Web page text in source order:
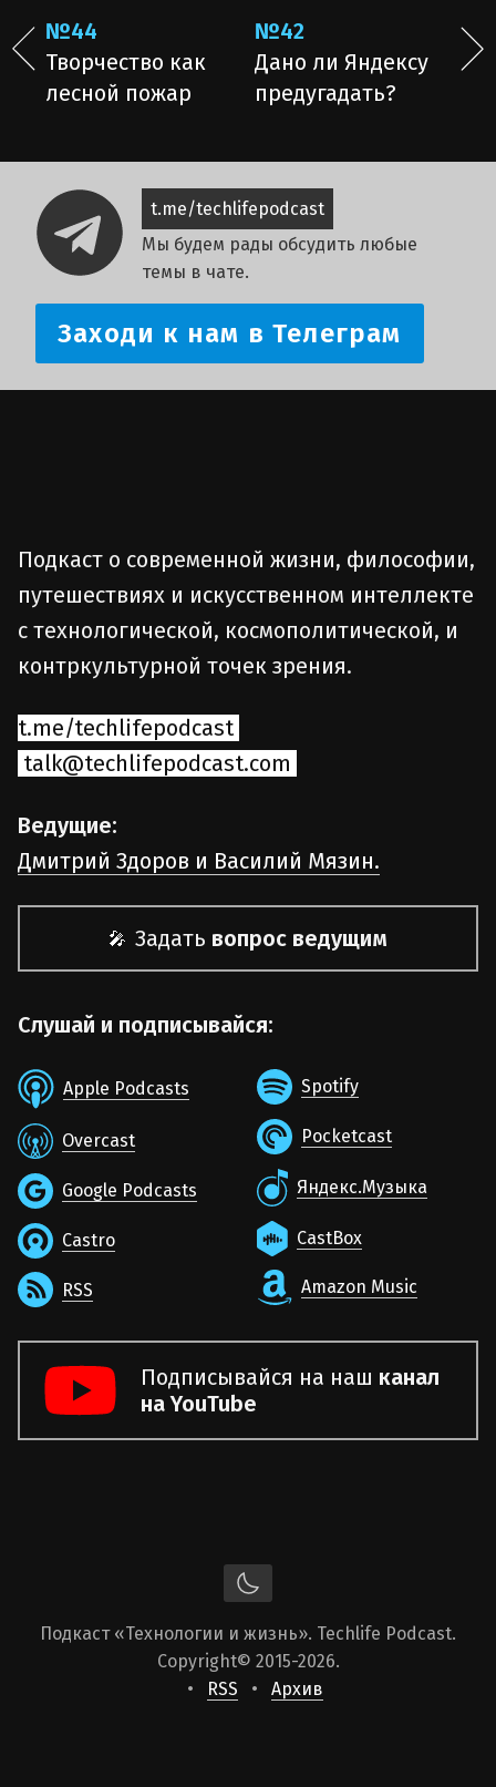
№44
Творчество как
лесной пожар
№42
Дано ли Яндексу
предугадать?
t.me/techlifepodcast
Мы будем рады обсудить любые
темы в чате.
Заходи к нам в Телеграм
Подкаст о современной жизни, философии,
путешествиях и искусственном интеллекте
с технологической, космополитической, и
контркультурной точек зрения.
t.me/techlifepodcast
talk@techlifepodcast.com
Ведущие:
Дмитрий Здоров и Василий Мязин.
🎤 Задать вопрос ведущим
Слушай и подписывайся:
Apple Podcasts
Overcast
Google Podcasts
Castro
RSS
Spotify
Pocketcast
Яндекс.Музыка
CastBox
Amazon Music
Подписывайся на наш канал
на YouTube
Подкаст «Технологии и жизнь». Techlife Podcast.
Copyright© 2015-2026.
RSS
Архив